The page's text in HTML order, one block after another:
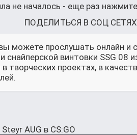
не началось - еще раз
ПОДЕЛИТЬСЯ В СОЦ
можете прослушать онлайн и
снайперской винтовки SSG
творческих проектах, в
AUG в CS:GO